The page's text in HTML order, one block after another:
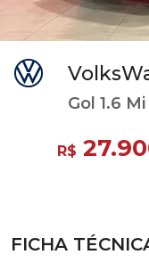
Gol 1.6
R$
FICHA